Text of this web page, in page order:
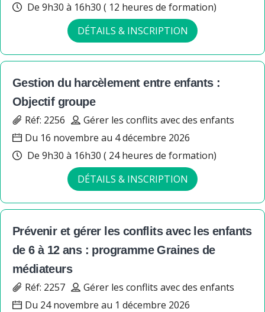
De 9h30 à 16h30 ( 12 heures de formation)
DÉTAILS & INSCRIPTION
Gestion du harcèlement entre enfants :
Objectif groupe
Réf: 2256
Gérer les conflits avec des enfants
Du 16 novembre au 4 décembre 2026
De 9h30 à 16h30 ( 24 heures de formation)
DÉTAILS & INSCRIPTION
Prévenir et gérer les conflits avec les enfants
de 6 à 12 ans : programme Graines de
médiateurs
Réf: 2257
Gérer les conflits avec des enfants
Du 24 novembre au 1 décembre 2026